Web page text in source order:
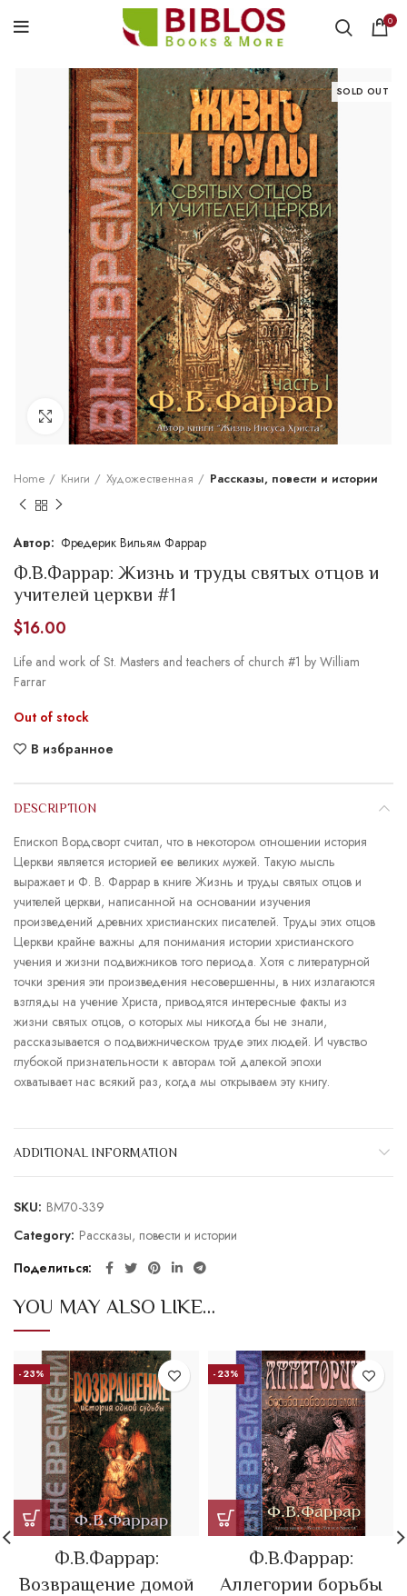
0
SOLD OUT
Увеличить
Home Книги Художественная Рассказы, повести и истории
Фредерик Вильям Фаррар
Ф.В.Фаррар: Жизнь и труды святых отцов и
учителей церкви #1
$16.00
Life and work of St. Masters and teachers of church #1 by William
Farrar
Out of stock
В избранное
DESCRIPTION
Епископ Вордсворт считал, что в некотором отношении история
Церкви является историей ее великих мужей. Такую мысль
выражает и Ф. В. Фаррар в книге Жизнь и труды святых отцов и
учителей церкви, написанной на основании изучения
произведений древних христианских писателей. Труды этих отцов
Церкви крайне важны для понимания истории христианского
учения и жизни подвижников того периода. Хотя с литературной
точки зрения эти произведения несовершенны, в них излагаются
взгляды на учение Христа, приводятся интересные факты из
жизни святых отцов, о которых мы никогда бы не знали,
рассказывается о подвижническом труде этих людей. И чувство
глубокой признательности к авторам той далекой эпохи
охватывает нас всякий раз, когда мы открываем эту книгу.
ADDITIONAL INFORMATION
SKU: BM70-339
Category: Рассказы, повести и истории
Поделиться
YOU MAY ALSO LIKE…
-23%
Ф.В.Фаррар:
Возвращение домой
-23%
Ф.В.Фаррар:
Аллегории борьбы